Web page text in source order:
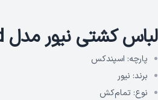
لباس کشتی نیور مدل Ironclad
پارچه: اسپندکس
برند: نیور
نوع: تمام‌کش